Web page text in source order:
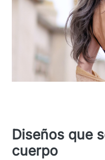
Diseños que
cuerpo